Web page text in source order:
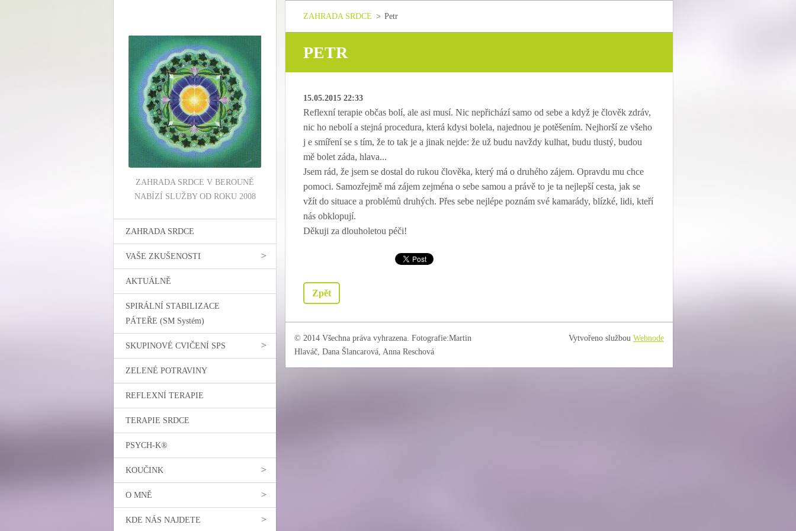
ZAHRADA SRDCE V BEROUNĚ
NABÍZÍ SLUŽBY OD ROKU 2008
ZAHRADA SRDCE
VAŠE ZKUŠENOSTI
AKTUÁLNĚ
SPIRÁLNÍ STABILIZACE
PÁTEŘE (SM Systém)
SKUPINOVÉ CVIČENÍ SPS
ZELENÉ POTRAVINY
REFLEXNÍ TERAPIE
TERAPIE SRDCE
PSYCH-K®
KOUČINK
O MNĚ
KDE NÁS NAJDETE
ZAHRADA SRDCE > Petr
PETR
15.05.2015 22:33
Reflexní terapie občas bolí, ale asi musí. Nic nepřichází samo od sebe a když je člověk zdráv,
nic ho nebolí a stejná procedura, která kdysi bolela, najednou je potěšením. Nejhorší ze všeho
j e smíření se s tím, že to tak je a jinak nejde: že už budu navždy kulhat, budu tlustý, budou
mě bolet záda, hlava...
Jsem rád, že jsem se dostal do rukou člověka, který má o druhého zájem. Opravdu mu chce
pomoci. Samozřejmě má zájem zejména o sebe samou a právě to je ta nejlepší cesta, jak se
vžít do situace a problémů druhých. Přes sebe nejlépe poznám své kamarády, blízké, lidi, kteří
nás obklopují.
Děkuji za dlouholetou péči!
Zpět
© 2014 Všechna práva vyhrazena. Fotografie:Martin
Hlaváč, Dana Šlancarová, Anna Reschová
Vytvořeno službouWebnode